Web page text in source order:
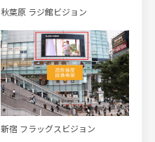
秋葉原 ラジ館ビジョン
新宿 フラッグスビジョン